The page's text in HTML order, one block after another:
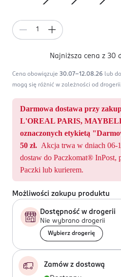
Najniższa cena z 30
Cena obowiązuje 30.07-12.08.26 lub
mogą się różnić w zależności od drogerii.
Darmowa dostawa przy
L'OREAL PARIS,
oznaczonych etykietą
50 zł. Akcja trwa w dniach 06-
dostaw do Paczkomat®
Paczki lub kurierem.
Możliwości zakupu produktu
Dostępność w drogerii
Nie wybrano drogerii
Wybierz drogerię
Zamów z dostawą